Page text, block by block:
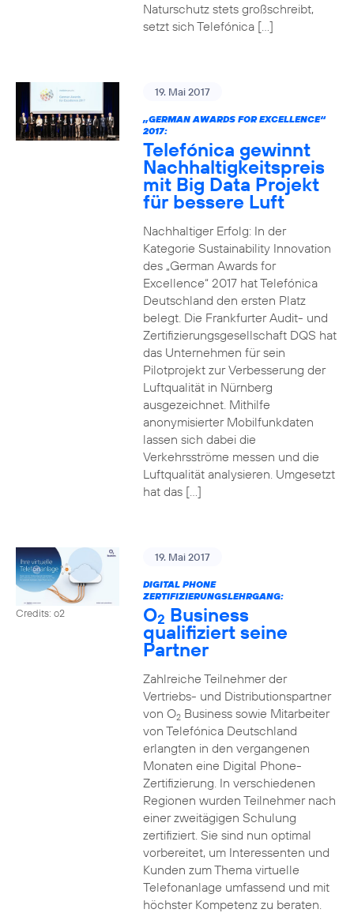
Naturschutz stets großschreibt,
setzt sich Telefónica […]
19. Mai 2017
„GERMAN AWARDS FOR EXCELLENCE“
2017:
Telefónica gewinnt
Nachhaltigkeitspreis
mit Big Data Projekt
für bessere Luft
Nachhaltiger Erfolg: In der
Kategorie Sustainability Innovation
des „German Awards for
Excellence“ 2017 hat Telefónica
Deutschland den ersten Platz
belegt. Die Frankfurter Audit- und
Zertifizierungsgesellschaft DQS hat
das Unternehmen für sein
Pilotprojekt zur Verbesserung der
Luftqualität in Nürnberg
ausgezeichnet. Mithilfe
anonymisierter Mobilfunkdaten
lassen sich dabei die
Verkehrsströme messen und die
Luftqualität analysieren. Umgesetzt
hat das […]
Credits: o2
19. Mai 2017
DIGITAL PHONE
ZERTIFIZIERUNGSLEHRGANG:
O2 Business
qualifiziert seine
Partner
Zahlreiche Teilnehmer der
Vertriebs- und Distributionspartner
von O2Business sowie Mitarbeiter
von Telefónica Deutschland
erlangten in den vergangenen
Monaten eine Digital Phone-
Zertifizierung. In verschiedenen
Regionen wurden Teilnehmer nach
einer zweitägigen Schulung
zertifiziert. Sie sind nun optimal
vorbereitet, um Interessenten und
Kunden zum Thema virtuelle
Telefonanlage umfassend und mit
höchster Kompetenz zu beraten.